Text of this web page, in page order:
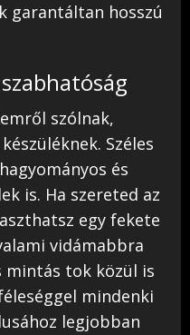
garantáltan hosszú
szólnak,
Széles
és
is. Ha szereted az
egy fekete
vidámabbra
mintás tok közül is
mindenki
legjobban